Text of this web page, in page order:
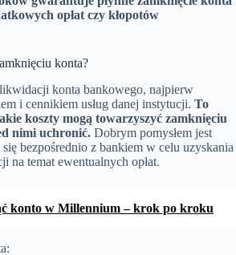
opłat czy kłopotów
konta?
konta bankowego, najpierw
i cennikiem usług danej instytucji. To
koszty mogą towarzyszyć zamknięciu
nimi uchronić. Dobrym pomysłem jest
bezpośrednio z bankiem w celu uzyskania
na temat ewentualnych opłat.
konto w Millennium – krok po kroku